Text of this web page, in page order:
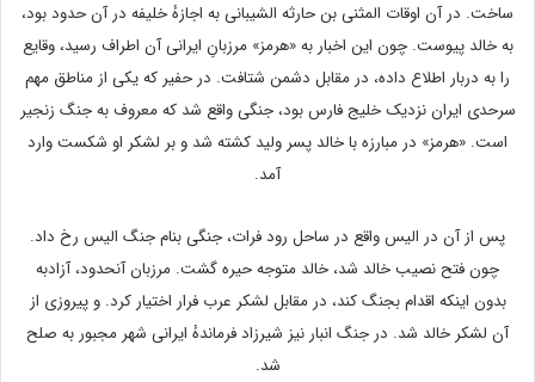
ساخت. در آن اوقات المثنی بن حارثه الشیبانی به اجازهٔ خلیفه در آن حدود بود،
به خالد پیوست. چون این اخبار به «هرمز» مرزبانِ ایرانی آن اطراف رسید، وقایع
را به دربار اطلاع داده، در مقابل دشمن شتافت. در حفیر که یکی از مناطق مهم
سرحدی ایران نزدیک خلیج فارس بود، جنگی واقع شد که معروف به جنگ زنجیر
است. «هرمز» در مبارزه با خالد پسر ولید کشته شد و بر لشکر او شکست وارد
آمد.
پس از آن در الیس واقع در ساحل رود فرات، جنگی بنام جنگ الیس رخ داد.
چون فتح نصیب خالد شد، خالد متوجه حیره گشت. مرزبان آنحدود، آزادبه
بدون اینکه اقدام بجنگ کند، در مقابل لشکر عرب فرار اختیار کرد. و پیروزی از
آن لشکر خالد شد. در جنگ انبار نیز شیرزاد فرماندهٔ ایرانی شهر مجبور به صلح
شد.